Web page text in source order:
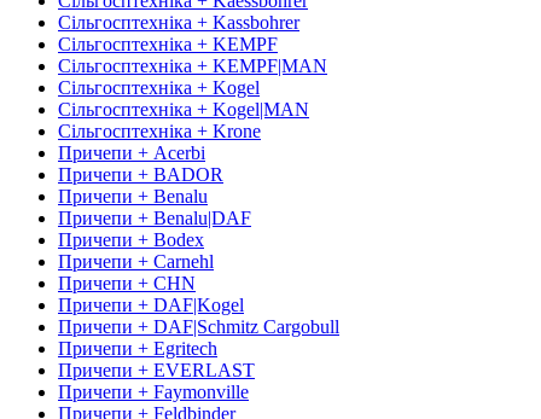
Сільгосптехніка + Kassbohrer
Сільгосптехніка + KEMPF
Сільгосптехніка + KEMPF|MAN
Сільгосптехніка + Kogel
Сільгосптехніка + Kogel|MAN
Сільгосптехніка + Krone
Причепи + Acerbi
Причепи + BADOR
Причепи + Benalu
Причепи + Benalu|DAF
Причепи + Bodex
Причепи + Carnehl
Причепи + CHN
Причепи + DAF|Kogel
Причепи + DAF|Schmitz Cargobull
Причепи + Egritech
Причепи + EVERLAST
Причепи + Faymonville
Причепи + Feldbinder